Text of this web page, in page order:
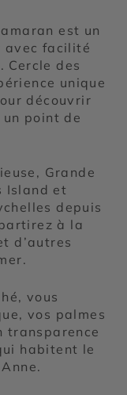
est un
avec facilité
Cercle des
unique
découvrir
un point de
Grande
Island et
depuis
à la
d’autres
vous
vos palmes
transparence
habitent le